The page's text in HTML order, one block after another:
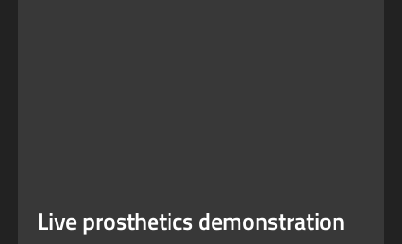
Live prosthetics demonstration